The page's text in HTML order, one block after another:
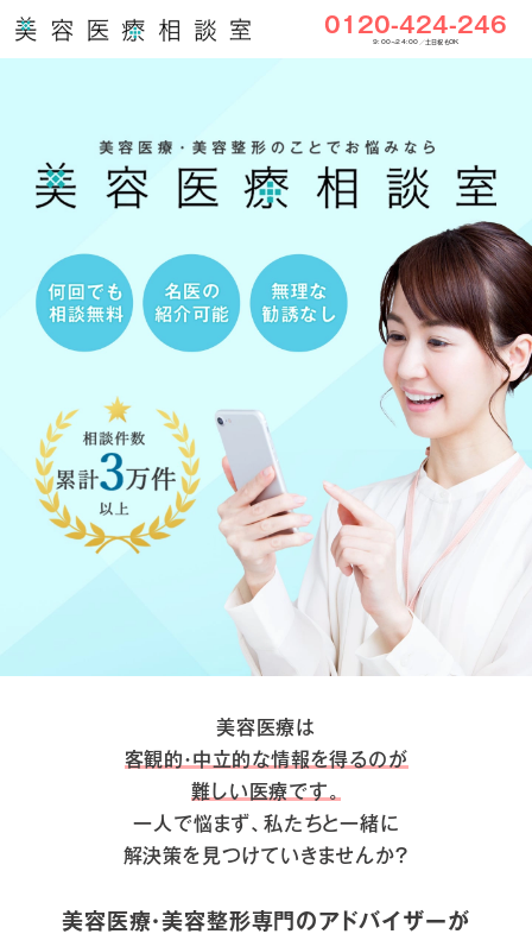
0120-424-246
9:00〜24:00／土日祝もOK
美容医療は
客観的・中立的な情報を得るのが
難しい医療です。
一人で悩まず、私たちと一緒に
解決策を見つけていきませんか？
美容医療・美容整形専門のアドバイザーが